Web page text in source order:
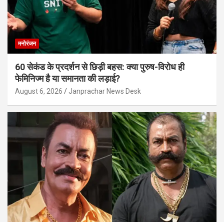
मनोरंजन
60 सेकंड के प्रदर्शन से छिड़ी बहस: क्या पुरुष-विरोध ही
फेमिनिज्म है या समानता की लड़ाई?
August 6, 2026 Janprachar News Desk